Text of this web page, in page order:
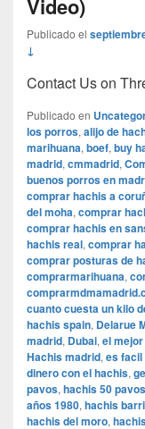
Video)
Publicado el
↓
Contact Us on
Publicado en
los porros, alijo de
marihuana, boef, buy
madrid, cmmadrid,
buenos porros en
comprar hachis a
del moha, comprar
comprar hachis en
hachis real, comprar
comprar posturas de
comprarmarihuana,
cuanto cuesta un kilo
hachis spain, Delarue
madrid, Dubai, el
Hachis madrid, es
dinero con el hachis,
pavos, hachis 50 pavos
años 1980, hachis
hachis del moro,